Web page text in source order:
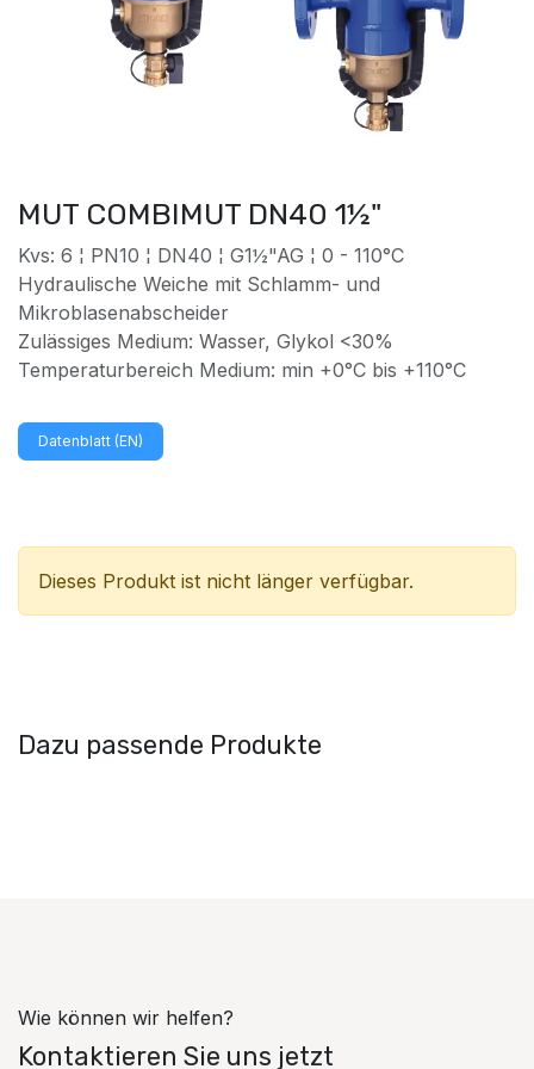
MUT COMBIMUT DN40 1½"
Kvs: 6 ¦ PN10 ¦ DN40 ¦ G1½"AG ¦ 0 - 110°C
Hydraulische Weiche mit Schlamm- und
Mikroblasenabscheider
Zulässiges Medium: Wasser, Glykol <30%
Temperaturbereich Medium: min +0°C bis +110°C
Datenblatt (EN)
Dieses Produkt ist nicht länger verfügbar.
Dazu passende Produkte
Wie können wir helfen?
Kontaktieren Sie uns jetzt